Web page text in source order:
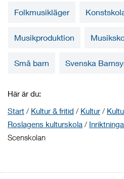
Folkmusikläger
Musikproduktion
Små barn Svenska
Här är du:
Start / Kultur & fritid / Kultur /
Roslagens kulturskola /
Scenskolan